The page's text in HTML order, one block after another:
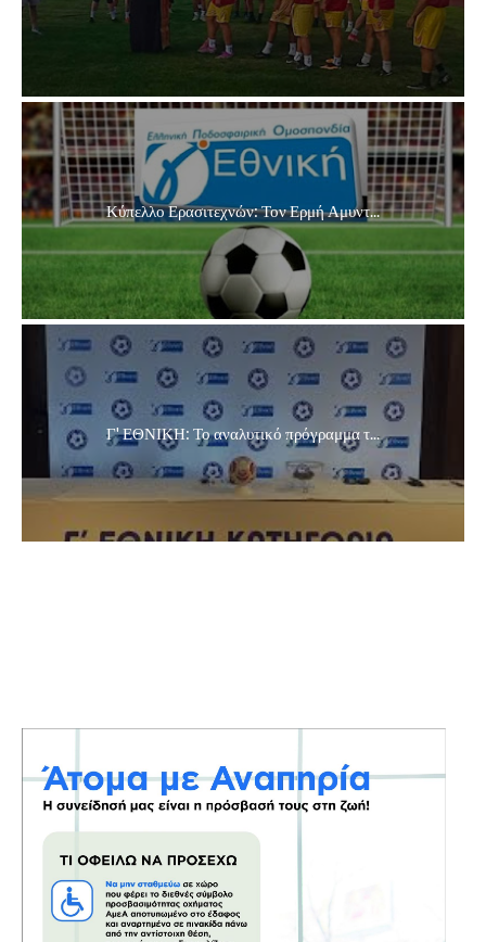
Κύπελλο Ερασιτεχνών: Τον Ερμή Αμυντ...
Γ' ΕΘΝΙΚΗ: Το αναλυτικό πρόγραμμα τ...